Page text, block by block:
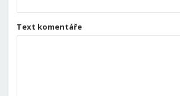
Text komentáře